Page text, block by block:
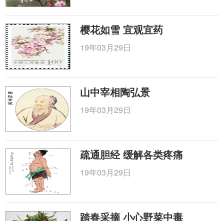
樱花如雪 宜观宜药
19年03月29日
山中宰相陶弘景
19年03月29日
疏通胆经 缓解各类疼痛
19年03月29日
踏春采摘 小心野菜中毒